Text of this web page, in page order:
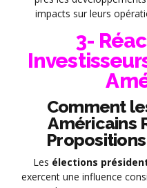
impacts sur leurs
3-
Comment
Américains
Les élections
exercent une influence